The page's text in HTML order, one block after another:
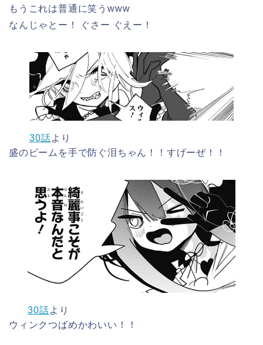
もうこれは普通に笑うwww
なんじゃとー！ ぐさー ぐえー！
30話より
盛のビームを手で防ぐ泪ちゃん！！すげーぜ！！
30話より
ウィンクつばめかわいい！！